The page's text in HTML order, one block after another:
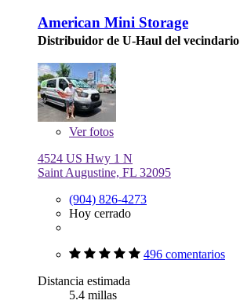
American Mini Storage
Distribuidor de U-Haul del vecindario
Verfotos
4524 US Hwy 1 N
Saint Augustine, FL 32095
(904) 826-4273
Hoy cerrado
496 comentarios
Distancia estimada
5.4 millas